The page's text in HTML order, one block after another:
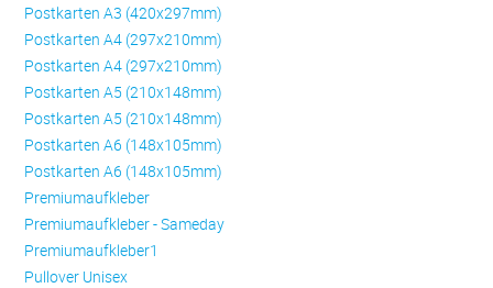
Postkarten A3 (420x297mm)
Postkarten A4 (297x210mm)
Postkarten A4 (297x210mm)
Postkarten A5 (210x148mm)
Postkarten A5 (210x148mm)
Postkarten A6 (148x105mm)
Postkarten A6 (148x105mm)
Premiumaufkleber
Premiumaufkleber - Sameday
Premiumaufkleber1
Pullover Unisex